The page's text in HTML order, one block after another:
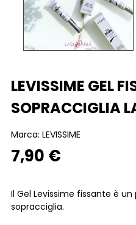
LEVISSIME GEL
SOPRACCIGLIA
Marca: LEVISSIME
7,90 €
Il Gel Levissime fissante è
sopracciglia.